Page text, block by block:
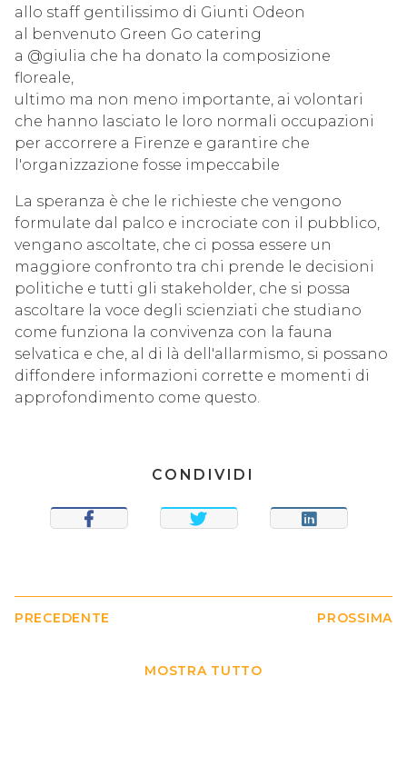
allo staff gentilissimo di Giunti Odeon
al benvenuto Green Go catering
a @giulia che ha donato la composizione
floreale,
ultimo ma non meno importante, ai volontari
che hanno lasciato le loro normali occupazioni
per accorrere a Firenze e garantire che
l'organizzazione fosse impeccabile
La speranza è che le richieste che vengono
formulate dal palco e incrociate con il pubblico,
vengano ascoltate, che ci possa essere un
maggiore confronto tra chi prende le decisioni
politiche e tutti gli stakeholder, che si possa
ascoltare la voce degli scienziati che studiano
come funziona la convivenza con la fauna
selvatica e che, al di là dell'allarmismo, si possano
diffondere informazioni corrette e momenti di
approfondimento come questo.
CONDIVIDI
CONDIVIDI TWEET CONDIVIDI
PRECEDENTE
MOSTRA TUTTO
PROSSIMA